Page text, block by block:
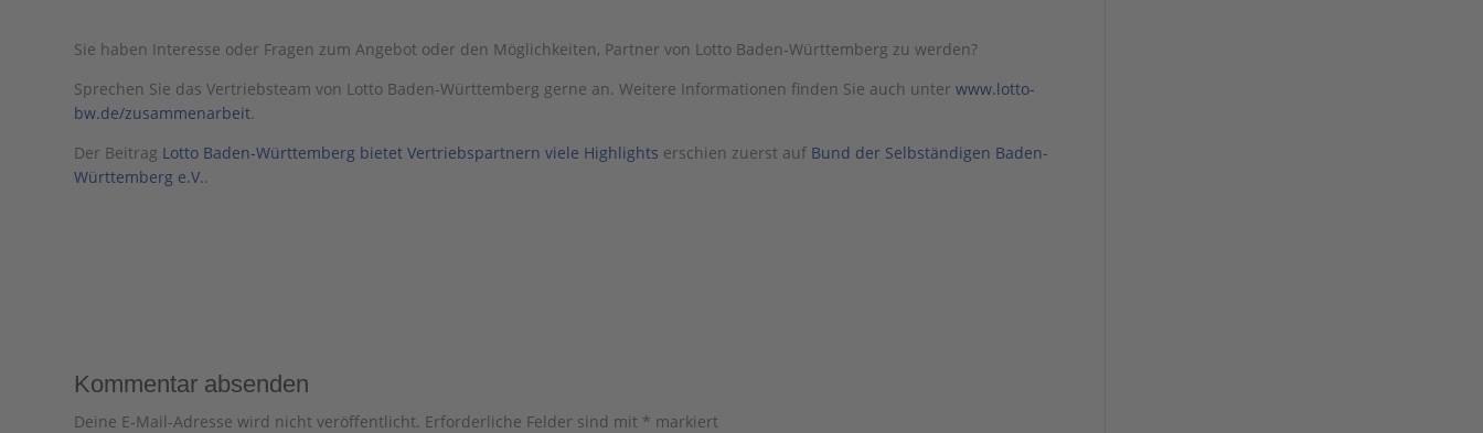
Sie haben Interesse oder Fragen zum Angebot oder den Möglichkeiten, Partner von Lotto Baden-Württemberg zu werden?
Sprechen Sie das Vertriebsteam von Lotto Baden-Württemberg gerne an. Weitere Informationen finden Sie auch unterwww.lotto-
bw.de/zusammenarbeit.
Der Beitrag Lotto Baden-Württemberg bietet Vertriebspartnern viele Highlights erschien zuerst auf Bund der Selbständigen Baden-
Württemberg e.V..
Kommentar absenden
Deine E-Mail-Adresse wird nicht veröffentlicht. Erforderliche Felder sind mit * markiert